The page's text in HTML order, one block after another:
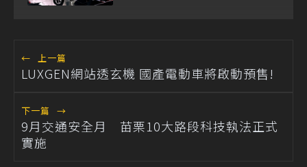
← 上一篇
LUXGEN網站透玄機 國產電動車將啟動預售!
下一篇 →
9月交通安全月 苗栗10大路段科技執法正式
實施